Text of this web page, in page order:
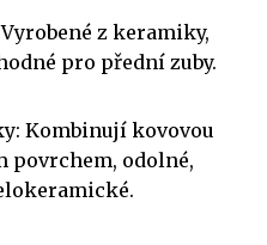
z keramiky,
pro přední zuby.
Kombinují kovovou
odolné,